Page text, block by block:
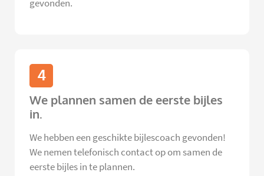
gevonden.
4
We plannen samen de eerste bijles
in.
We hebben een geschikte bijlescoach gevonden!
We nemen telefonisch contact op om samen de
eerste bijles in te plannen.